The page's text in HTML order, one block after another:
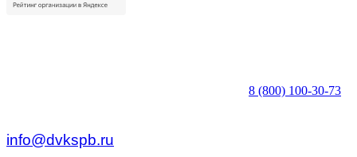
8 (800) 100-30-73
info@dvkspb.ru